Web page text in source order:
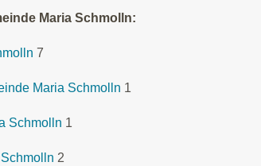
Maria Schmolln:
7
Maria Schmolln 1
Schmolln 1
2